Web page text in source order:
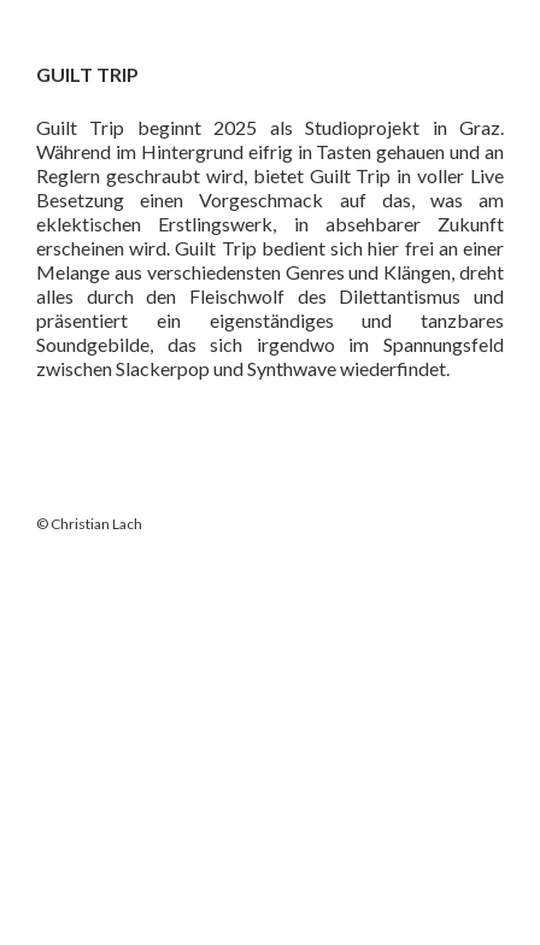
GUILT TRIP
Guilt Trip beginnt 2025 als Studioprojekt in Graz.
Während im Hintergrund eifrig in Tasten gehauen und an
Reglern geschraubt wird, bietet Guilt Trip in voller Live
Besetzung einen Vorgeschmack auf das, was am
eklektischen Erstlingswerk, in absehbarer Zukunft
erscheinen wird. Guilt Trip bedient sich hier frei an einer
Melange aus verschiedensten Genres und Klängen, dreht
alles durch den Fleischwolf des Dilettantismus und
präsentiert ein eigenständiges und tanzbares
Soundgebilde, das sich irgendwo im Spannungsfeld
zwischen Slackerpop und Synthwave wiederfindet.
© Christian Lach